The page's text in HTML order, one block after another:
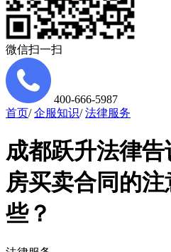
微信扫一扫
400-666-5987
首页/企服知识/法律服务
成都跃升法律
房买卖合同的
些？